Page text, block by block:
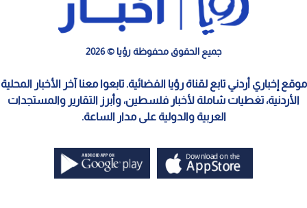
جميع الحقوق محفوظة رؤيا © 2026
موقع إخباري أردني تابع لقناة رؤيا الفضائية. تابعوا معنا آخر الأخبار المحلية
الأردنية، تغطيات شاملة لأخبار فلسطين، وأبرز التقارير والمستجدات
العربية والدولية على مدار الساعة.